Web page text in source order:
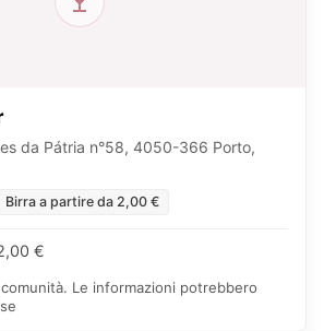
da Pátria n°58, 4050-366 Porto,
Birra a partire da 2,00 €
€
Le informazioni potrebbero